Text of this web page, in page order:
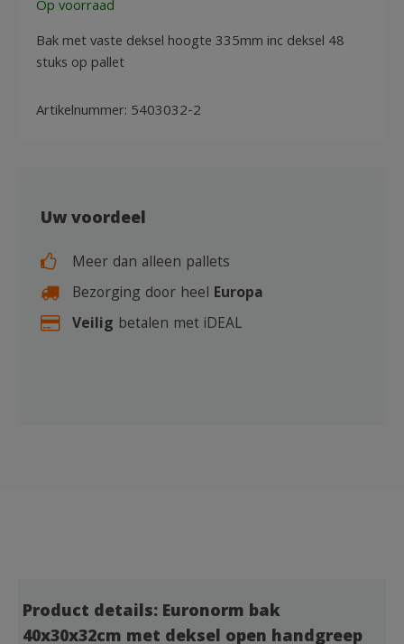
Op voorraad
Bak met vaste deksel hoogte 335mm inc deksel 48
stuks op pallet
Artikelnummer: 5403032-2
Uw voordeel
Meer dan alleen pallets
Bezorging door heel Europa
Veilig betalen met iDEAL
Product details: Euronorm bak
40x30x32cm met deksel open handgreep